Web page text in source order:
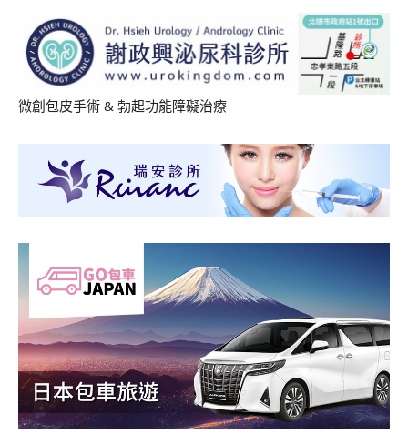
微創包皮手術 & 勃起功能障礙治療